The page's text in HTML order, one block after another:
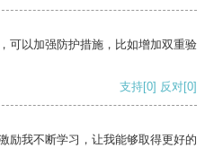
可以加强防护措施，比如增加双重验
支持[0] 反对[0]
励我不断学习，让我能够取得更好的